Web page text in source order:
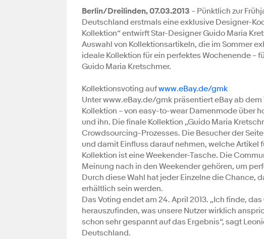
Berlin/Dreilinden, 07.03.2013 – Pünktlich zur
Deutschland erstmals eine exklusive Designer-
Kollektion“ entwirft Star-Designer Guido Maria
Auswahl von Kollektionsartikeln, die im Sommer
ideale Kollektion für ein perfektes Wochenende –
Guido Maria Kretschmer.
Kollektionsvoting aufwww.eBay.de/gmk
Unter www.eBay.de/gmk präsentiert eBay ab
Kollektion – von easy-to-wear Damenmode über
und ihn. Die finale Kollektion „Guido Maria
Crowdsourcing-Prozesses. Die Besucher der
und damit Einfluss darauf nehmen, welche Artikel
Kollektion ist eine Weekender-Tasche. Die
Meinung nach in den Weekender gehören, um
Durch diese Wahl hat jeder Einzelne die Chance,
erhältlich sein werden.
Das Voting endet am 24. April 2013. „Ich finde,
herauszufinden, was unsere Nutzer wirklich
schon sehr gespannt auf das Ergebnis“, sagt
Deutschland.